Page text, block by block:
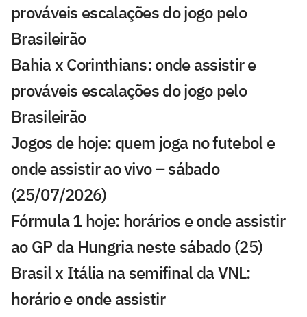
prováveis escalações do jogo pelo
Brasileirão
Bahia x Corinthians: onde assistir e
prováveis escalações do jogo pelo
Brasileirão
Jogos de hoje: quem joga no futebol e
onde assistir ao vivo – sábado
(25/07/2026)
Fórmula 1 hoje: horários e onde assistir
ao GP da Hungria neste sábado (25)
Brasil x Itália na semifinal da VNL:
horário e onde assistir